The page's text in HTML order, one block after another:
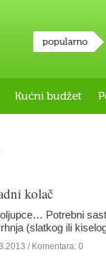
popularno
Kućni budžet
kolač
Potrebni
(slatkog ili
/ Komentara: 0